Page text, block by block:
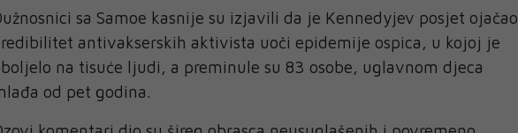
sa Samoe kasnije su izjavili da je Kennedyjev posjet ojačao
antivakserskih aktivista uoči epidemije ospica, u kojoj je
na tisuće ljudi, a preminule su 83 osobe, uglavnom djeca
od pet godina.